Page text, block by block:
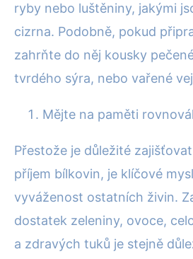
ryby nebo luštěniny, jakými
cizrna. Podobně, pokud
zahrňte do něj kousky
tvrdého sýra, nebo vařené
Mějte na paměti
Přestože je důležité
příjem bílkovin, je klíčové
vyváženost ostatních živin.
dostatek zeleniny, ovoce,
a zdravých tuků je stejně